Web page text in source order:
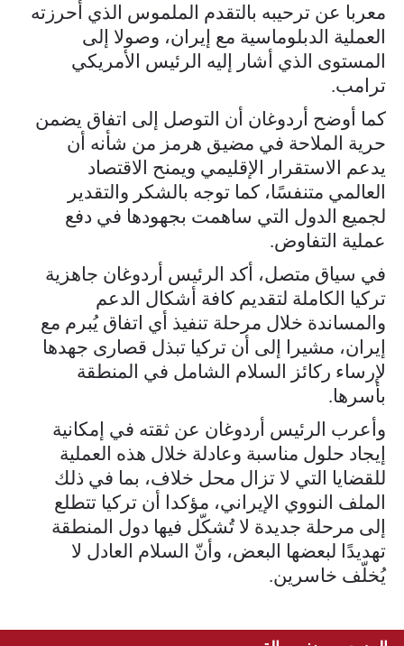
معربا عن ترحيبه بالتقدم الملموس الذي أحرزته
العملية الدبلوماسية مع إيران، وصولا إلى
المستوى الذي أشار إليه الرئيس الأمريكي
ترامب.
كما أوضح أردوغان أن التوصل إلى اتفاق يضمن
حرية الملاحة في مضيق هرمز من شأنه أن
يدعم الاستقرار الإقليمي ويمنح الاقتصاد
العالمي متنفسًا، كما توجه بالشكر والتقدير
لجميع الدول التي ساهمت بجهودها في دفع
عملية التفاوض.
في سياق متصل، أكد الرئيس أردوغان جاهزية
تركيا الكاملة لتقديم كافة أشكال الدعم
والمساندة خلال مرحلة تنفيذ أي اتفاق يُبرم مع
إيران، مشيرا إلى أن تركيا تبذل قصارى جهدها
لإرساء ركائز السلام الشامل في المنطقة
بأسرها.
وأعرب الرئيس أردوغان عن ثقته في إمكانية
إيجاد حلول مناسبة وعادلة خلال هذه العملية
للقضايا التي لا تزال محل خلاف، بما في ذلك
الملف النووي الإيراني، مؤكدا أن تركيا تتطلع
إلى مرحلة جديدة لا تُشكّل فيها دول المنطقة
تهديدًا لبعضها البعض، وأنّ السلام العادل لا
يُخلّف خاسرين.